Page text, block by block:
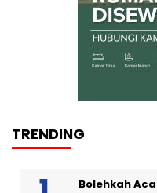
TRENDING
Bolehkah